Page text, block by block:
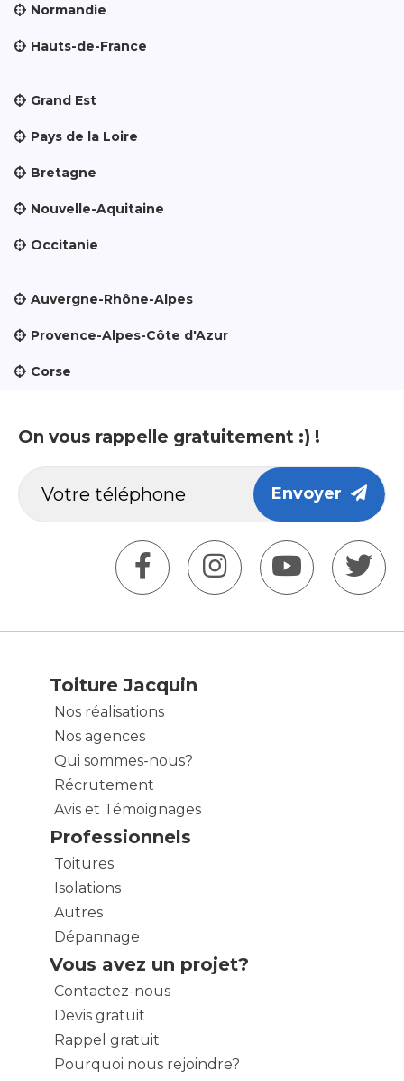
Normandie
Hauts-de-France
Grand Est
Pays de la Loire
Bretagne
Nouvelle-Aquitaine
Occitanie
Auvergne-Rhône-Alpes
Provence-Alpes-Côte d'Azur
Corse
On vous rappelle gratuitement :) !
Envoyer
Toiture Jacquin
Nos réalisations
Nos agences
Qui sommes-nous?
Récrutement
Avis et Témoignages
Professionnels
Toitures
Isolations
Autres
Dépannage
Vous avez un projet?
Contactez-nous
Devis gratuit
Rappel gratuit
Pourquoi nous rejoindre?